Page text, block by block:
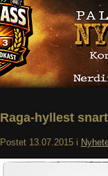
Raga-hyllest
Postet 13.07.2015 i